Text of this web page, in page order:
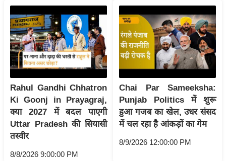
फि
ल्म
स
मी
क्षा
r
e
a
k
i
n
Rahul Gandhi Chhatron
Ki Goonj in Prayagraj,
क्या 2027 में बदल पाएगी
Uttar Pradesh की सियासी
तस्वीर
8/8/2026 9:00:00 PM
Chai Par Sameeksha:
Punjab Politics में शुरू
हुआ गजब का खेल, उधर संसद
में चल रहा है आंकड़ों का गेम
8/9/2026 12:00:00 PM